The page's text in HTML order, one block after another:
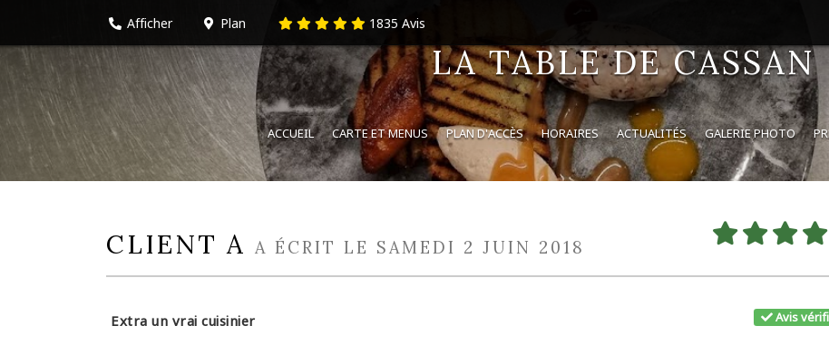
Afficher Plan 1835 Avis
LA TABLE DE CASSAN
ACCUEIL CARTE ET MENUS PLAN D'ACCÈS HORAIRES ACTUALITÉS GALERIE PHOTO
CLIENT A A ÉCRIT LE SAMEDI 2 JUIN 2018
Avis
Extra un vrai cuisinier